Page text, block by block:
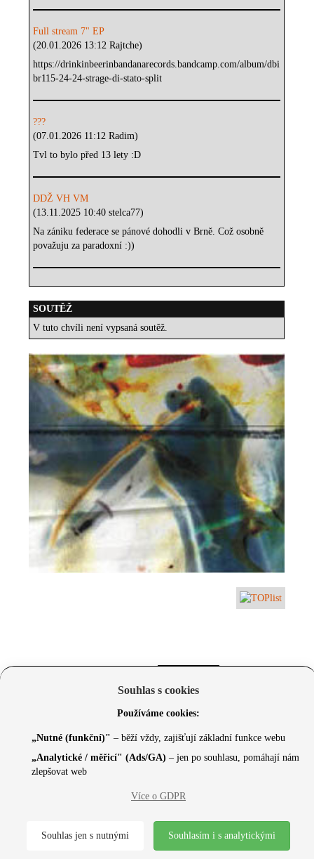
Full stream 7" EP
(20.01.2026 13:12 Rajtche)
https://drinkinbeerinbandanarecords.bandcamp.com/album/dbi
br115-24-24-strage-di-stato-split
???
(07.01.2026 11:12 Radim)
Tvl to bylo před 13 lety :D
DDŽ VH VM
(13.11.2025 10:40 stelca77)
Na zániku federace se pánové dohodli v Brně. Což osobně
považuju za paradoxní :))
SOUTĚŽ
V tuto chvíli není vypsaná soutěž.
© 2026 Czechcore.cz | Scripted by Sonic (
Souhlas s cookies
Používáme cookies:
„Nutné (funkční)" – běží vždy, zajišťují základní funkce webu
„Analytické / měřicí" (Ads/GA) – jen po souhlasu, pomáhají nám
zlepšovat web
Více o GDPR
Souhlas jen s nutnými Souhlasím i s analytickými